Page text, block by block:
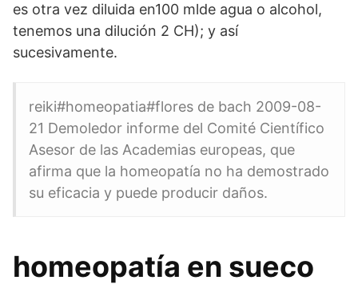
es otra vez diluida en100 mlde agua o alcohol,
tenemos una dilución 2 CH); y así
sucesivamente.
reiki#homeopatia#flores de bach 2009-08-
21 Demoledor informe del Comité Científico
Asesor de las Academias europeas, que
afirma que la homeopatía no ha demostrado
su eficacia y puede producir daños.
homeopatía en sueco